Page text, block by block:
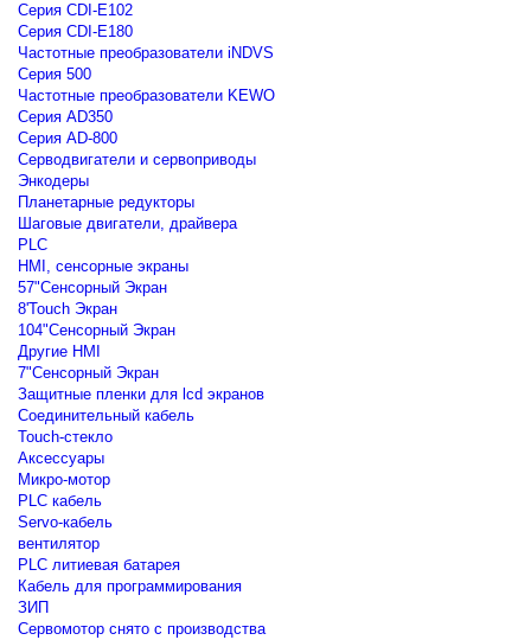
Серия CDI-E102
Серия CDI-E180
Частотные преобразователи iNDVS
Серия 500
Частотные преобразователи KEWO
Серия AD350
Серия AD-800
Серводвигатели и сервоприводы
Энкодеры
Планетарные редукторы
Шаговые двигатели, драйвера
PLC
HMI, сенсорные экраны
57"Сенсорный Экран
8'Touch Экран
104"Сенсорный Экран
Другие HMI
7"Сенсорный Экран
Защитные пленки для lcd экранов
Соединительный кабель
Touch-стекло
Аксессуары
Микро-мотор
PLC кабель
Servo-кабель
вентилятор
PLC литиевая батарея
Кабель для программирования
ЗИП
Сервомотор снято с производства